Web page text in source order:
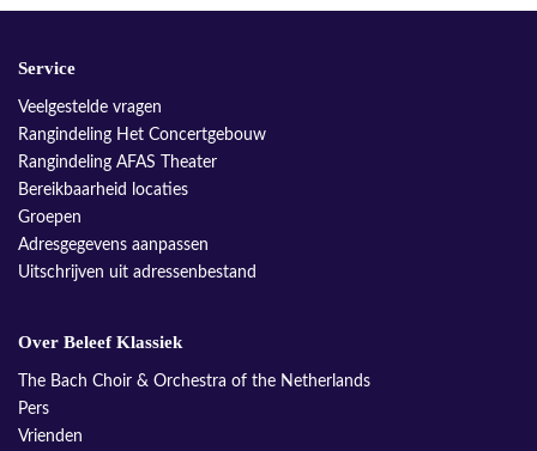
Service
Veelgestelde vragen
Rangindeling Het Concertgebouw
Rangindeling AFAS Theater
Bereikbaarheid locaties
Groepen
Adresgegevens aanpassen
Uitschrijven uit adressenbestand
Over Beleef Klassiek
The Bach Choir & Orchestra of the Netherlands
Pers
Vrienden